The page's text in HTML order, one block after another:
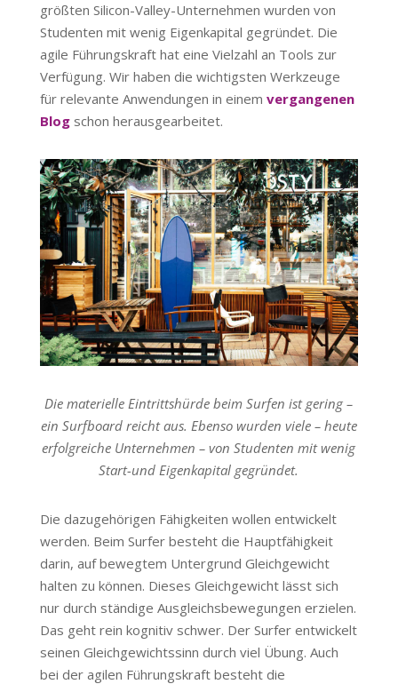
größten Silicon-Valley-Unternehmen wurden von
Studenten mit wenig Eigenkapital gegründet. Die
agile Führungskraft hat eine Vielzahl an Tools zur
Verfügung. Wir haben die wichtigsten Werkzeuge
für relevante Anwendungen in einem vergangenen
Blogschon herausgearbeitet.
Die materielle Eintrittshürde beim Surfen ist gering –
ein Surfboard reicht aus. Ebenso wurden viele – heute
erfolgreiche Unternehmen – von Studenten mit wenig
Start-und Eigenkapital gegründet.
Die dazugehörigen Fähigkeiten wollen entwickelt
werden. Beim Surfer besteht die Hauptfähigkeit
darin, auf bewegtem Untergrund Gleichgewicht
halten zu können. Dieses Gleichgewicht lässt sich
nur durch ständige Ausgleichsbewegungen erzielen.
Das geht rein kognitiv schwer. Der Surfer entwickelt
seinen Gleichgewichtssinn durch viel Übung. Auch
bei der agilen Führungskraft besteht die